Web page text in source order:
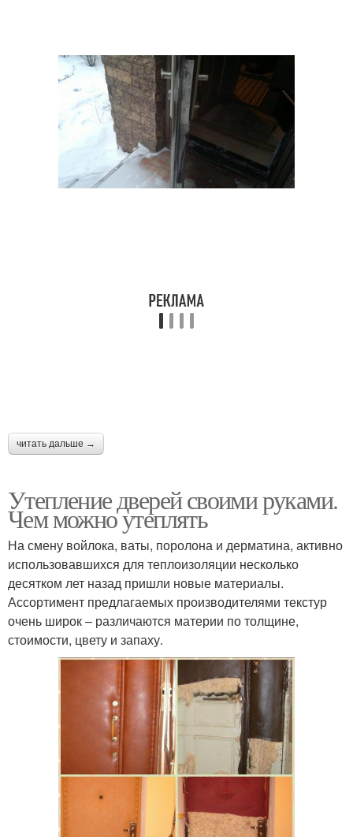
читать дальше →
Утепление дверей своими руками.
Чем можно утеплять
На смену войлока, ваты, поролона и дерматина, активно
использовавшихся для теплоизоляции несколько
десятком лет назад пришли новые материалы.
Ассортимент предлагаемых производителями текстур
очень широк – различаются материи по толщине,
стоимости, цвету и запаху.